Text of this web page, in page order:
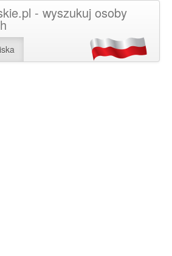
- wyszukuj osoby